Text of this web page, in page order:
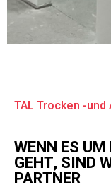
TAL Trocken -und
WENN ES
GEHT, SIND
PARTNER